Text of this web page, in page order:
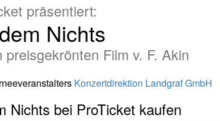
präsentiert:
Nichts
Film v. F. Akin
Konzertdirektion Landgraf GmbH
Nichts bei ProTicket kaufen